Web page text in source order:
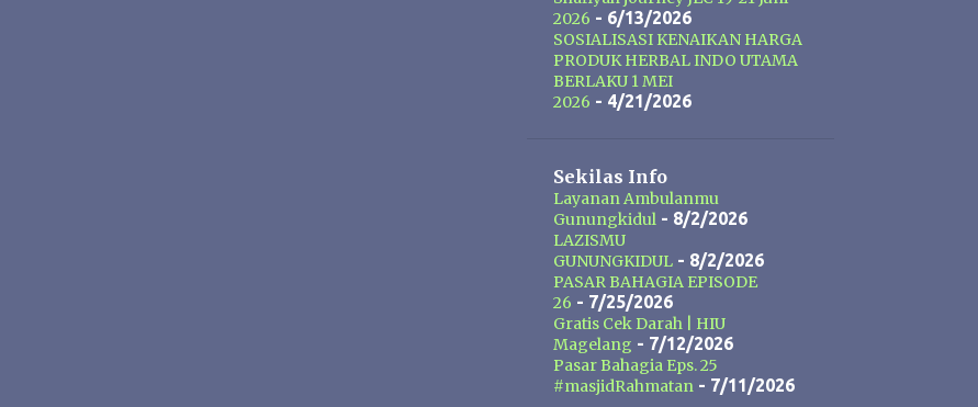
2026 - 6/13/2026
SOSIALISASI KENAIKAN HARGA
PRODUK HERBAL INDO UTAMA
BERLAKU 1 MEI
2026 - 4/21/2026
Sekilas Info
Layanan Ambulanmu
Gunungkidul - 8/2/2026
LAZISMU
GUNUNGKIDUL- 8/2/2026
PASAR BAHAGIA EPISODE
26 - 7/25/2026
Gratis Cek Darah | HIU
Magelang - 7/12/2026
Pasar Bahagia Eps. 25
#masjidRahmatan - 7/11/2026